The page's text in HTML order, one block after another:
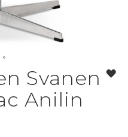
Svanen
Anilin